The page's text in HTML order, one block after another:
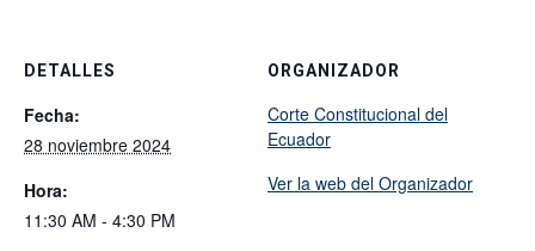
DETALLES
Fecha:
28 noviembre 2024
Hora:
11:30 AM - 4:30 PM
ORGANIZADOR
Corte Constitucional del
Ecuador
Ver la web del Organizador